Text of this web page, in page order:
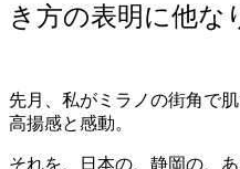
き方の表明に他な
先月、私がミラノの街角で
高揚感と感動。
それを、日本の、静岡の、